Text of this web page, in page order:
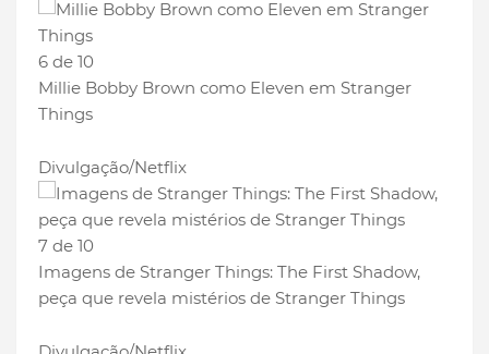
6 de 10
Millie Bobby Brown como Eleven em Stranger
Things
Divulgação/Netflix
7 de 10
Imagens de Stranger Things: The First Shadow,
peça que revela mistérios de Stranger Things